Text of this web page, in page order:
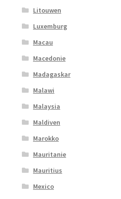
Litouwen
Luxemburg
Macau
Macedonie
Madagaskar
Malawi
Malaysia
Maldiven
Marokko
Mauritanie
Mauritius
Mexico